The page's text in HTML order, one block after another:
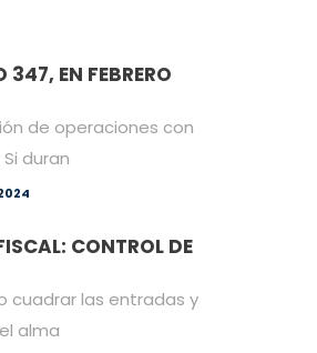
347, EN FEBRERO
de operaciones con
duran
CONTROL DE
cuadrar las entradas y
alma